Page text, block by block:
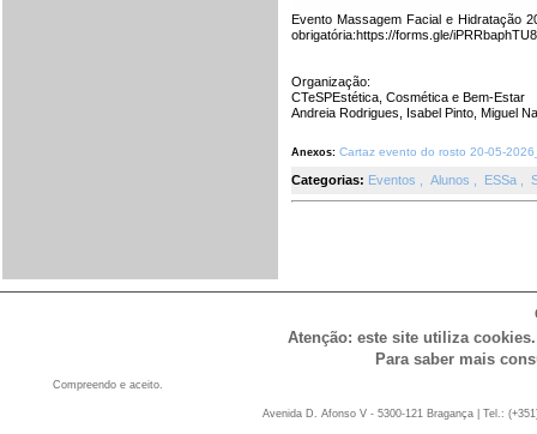
Evento Massagem Facial e Hidratação
obrigatória:https://forms.gle/
Organização:
CTeSPEstética, Cosmética e Bem-Estar
Andreia Rodrigues, Isabel Pinto, Miguel
Anexos: Cartaz evento do rosto 20-05-
Categorias: Eventos Alunos ESSa
Atenção: este site utiliza
Para saber mais
Compreendo e aceito.
Avenida D. Afonso V - 5300-121 Bragança | Tel.: